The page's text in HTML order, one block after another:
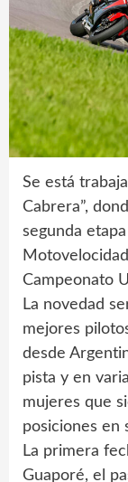
Se está
Cabrera”,
segunda
Campeonato
La novedad
mejores
desde
pista y en
mujeres que
posiciones en
La primera
Guaporé, el